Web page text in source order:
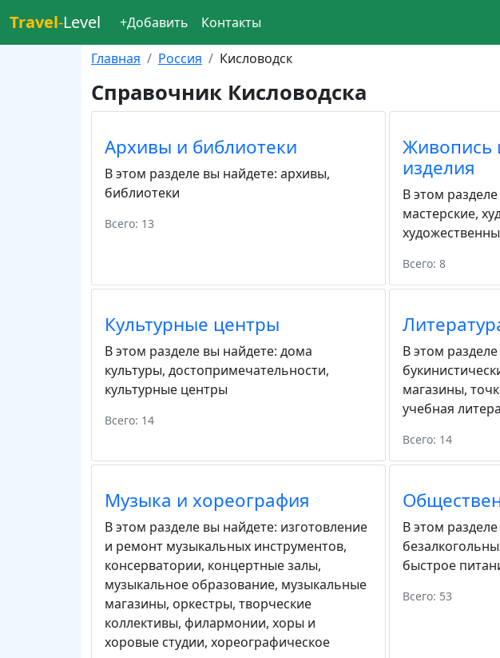
Travel-Level +Добавить Контакты
Главная Россия Кисловодск
Справочник Кисловодска
Архивы и библиотеки
В этом разделе вы найдете: архивы,
библиотеки
Всего: 13
Живопись
изделия
В этом
мастерские,
Всего: 8
Культурные центры
В этом разделе вы найдете: дома
культуры, достопримечательности,
культурные центры
Всего: 14
В этом
магазины,
учебная
Всего: 14
Музыка и хореография
В этом разделе вы найдете: изготовление
и ремонт музыкальных инструментов,
консерватории, концертные залы,
музыкальное образование, музыкальные
магазины, оркестры, творческие
коллективы, филармонии, хоры и
хоровые студии, хореографическое
В этом
быстрое
Всего: 53